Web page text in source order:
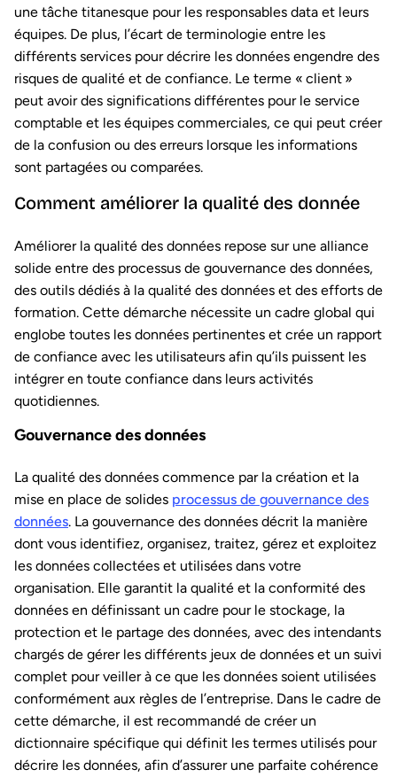
une tâche titanesque pour les responsables data et leurs
équipes. De plus, l’écart de terminologie entre les
différents services pour décrire les données engendre des
risques de qualité et de confiance. Le terme « client »
peut avoir des significations différentes pour le service
comptable et les équipes commerciales, ce qui peut créer
de la confusion ou des erreurs lorsque les informations
sont partagées ou comparées.
Comment améliorer la qualité des donnée
Améliorer la qualité des données repose sur une alliance
solide entre des processus de gouvernance des données,
des outils dédiés à la qualité des données et des efforts de
formation. Cette démarche nécessite un cadre global qui
englobe toutes les données pertinentes et crée un rapport
de confiance avec les utilisateurs afin qu’ils puissent les
intégrer en toute confiance dans leurs activités
quotidiennes.
Gouvernance des données
La qualité des données commence par la création et la
mise en place de solides processus de gouvernance des
données. La gouvernance des données décrit la manière
dont vous identifiez, organisez, traitez, gérez et exploitez
les données collectées et utilisées dans votre
organisation. Elle garantit la qualité et la conformité des
données en définissant un cadre pour le stockage, la
protection et le partage des données, avec des intendants
chargés de gérer les différents jeux de données et un suivi
complet pour veiller à ce que les données soient utilisées
conformément aux règles de l’entreprise. Dans le cadre de
cette démarche, il est recommandé de créer un
dictionnaire spécifique qui définit les termes utilisés pour
décrire les données, afin d’assurer une parfaite cohérence